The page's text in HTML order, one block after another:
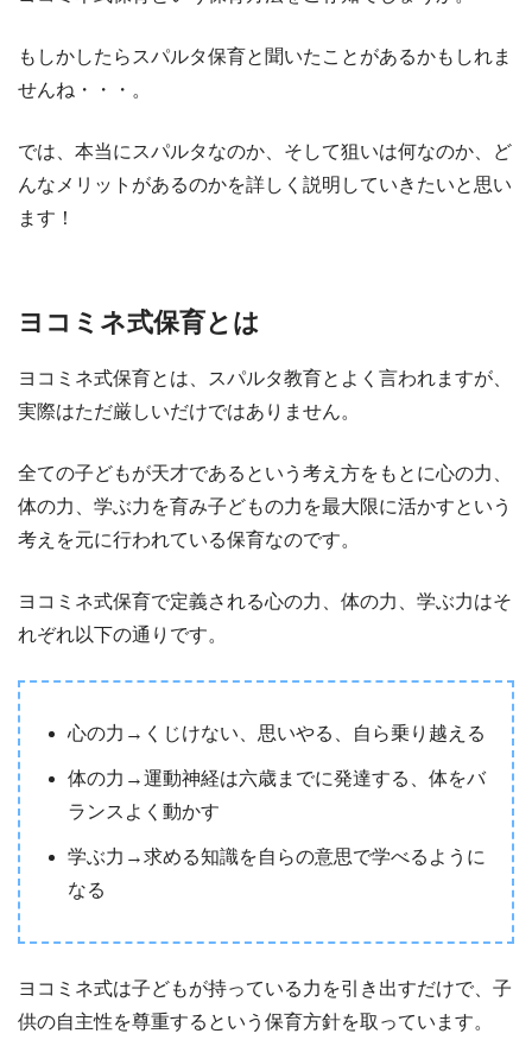
もしかしたらスパルタ保育と聞いたことがあるかもしれま
せんね・・・。
では、本当にスパルタなのか、そして狙いは何なのか、ど
んなメリットがあるのかを詳しく説明していきたいと思い
ます！
ヨコミネ式保育とは
ヨコミネ式保育とは、スパルタ教育とよく言われますが、
実際はただ厳しいだけではありません。
全ての子どもが天才であるという考え方をもとに心の力、
体の力、学ぶ力を育み子どもの力を最大限に活かすという
考えを元に行われている保育なのです。
ヨコミネ式保育で定義される心の力、体の力、学ぶ力はそ
れぞれ以下の通りです。
心の力→くじけない、思いやる、自ら乗り越える
体の力→運動神経は六歳までに発達する、体をバ
ランスよく動かす
学ぶ力→求める知識を自らの意思で学べるように
なる
ヨコミネ式は子どもが持っている力を引き出すだけで、子
供の自主性を尊重するという保育方針を取っています。